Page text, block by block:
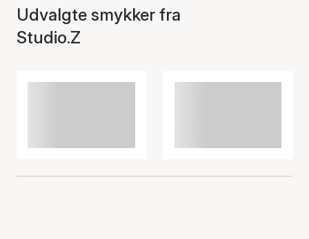
Udvalgte smykker fra
Studio.Z